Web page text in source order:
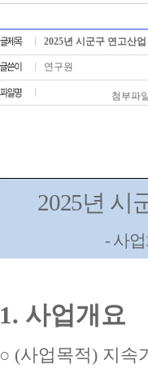
2025년 시군구 연고산
연구원
첨부파
2025년 시
-사
1. 사업개요
○ (사업목적) 지속